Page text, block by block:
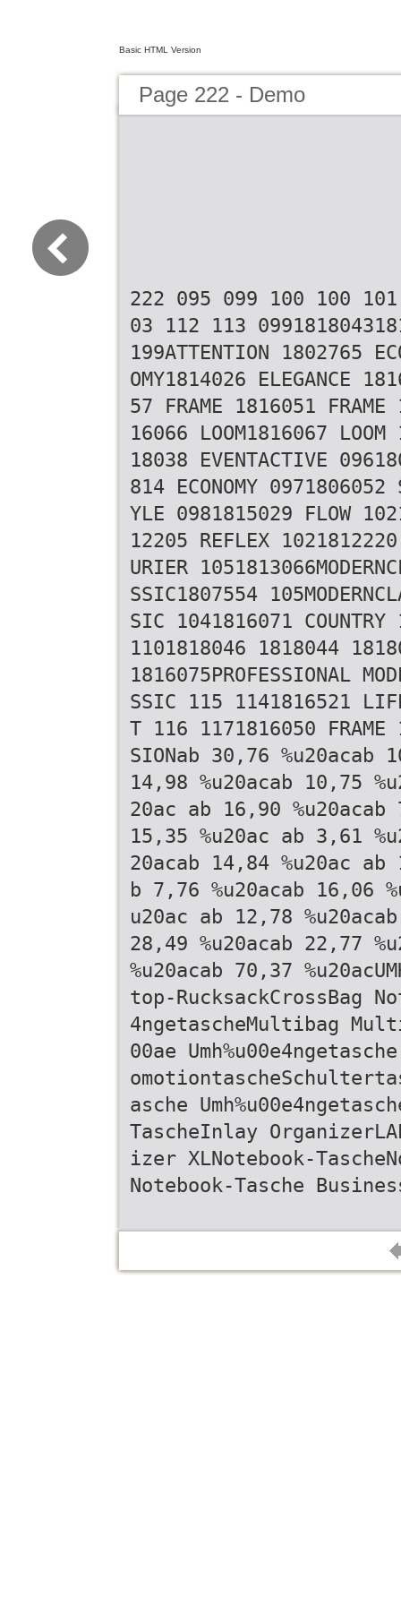
Basic HTML Version
Page 222 - Demo
222 095 099 100 100
03 112 113
199ATTENTION 1802765
OMY1814026 ELEGANCE
57 FRAME 1816051 FRAME
16066 LOOM1816067 LOOM
18038 EVENTACTIVE
814 ECONOMY 0971806052
YLE 0981815029 FLOW
12205 REFLEX
URIER
SSIC1807554
SIC 1041816071
1101818046 1818044
1816075PROFESSIONAL
SSIC 115 1141816521
T 116 1171816050
SIONab 30,76 %u20acab
14,98 %u20acab 10,75
20ac ab 16,90 %u20acab
15,35 %u20ac ab 3,61
20acab 14,84 %u20ac ab
b 7,76 %u20acab 16,06
u20ac ab 12,78
28,49 %u20acab 22,77
%u20acab 70,37
top-RucksackCrossBag
4ngetascheMultibag
00ae
asche
TascheInlay
izer XLNotebook-